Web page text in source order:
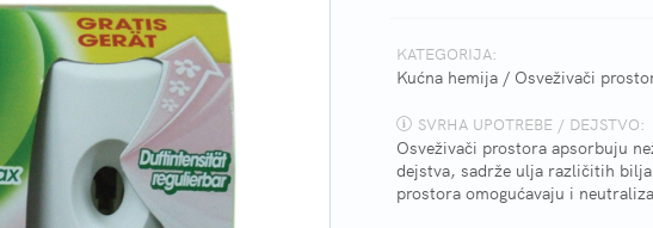
KATEGORIJA:
Kućna hemija / Osveživači
SVRHA UPOTREBE / DEJSTVO:
Osveživači prostora apsorbuju
dejstva, sadrže ulja različitih
prostora omogućavaju i